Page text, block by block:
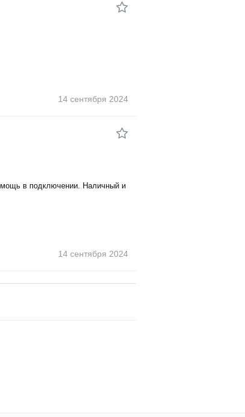
14 сентября 2024
в подключении. Наличный и
14 сентября 2024